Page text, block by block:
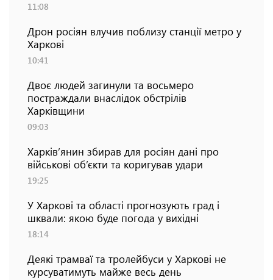
11:08
Дрон росіян влучив поблизу станції метро у
Харкові
10:41
Двоє людей загинули та восьмеро
постраждали внаслідок обстрілів
Харківщини
09:03
Харків’янин збирав для росіян дані про
військові об’єкти та коригував удари
19:25
У Харкові та області прогнозують град і
шквали: якою буде погода у вихідні
18:14
Деякі трамваї та тролейбуси у Харкові не
курсуватимуть майже весь день